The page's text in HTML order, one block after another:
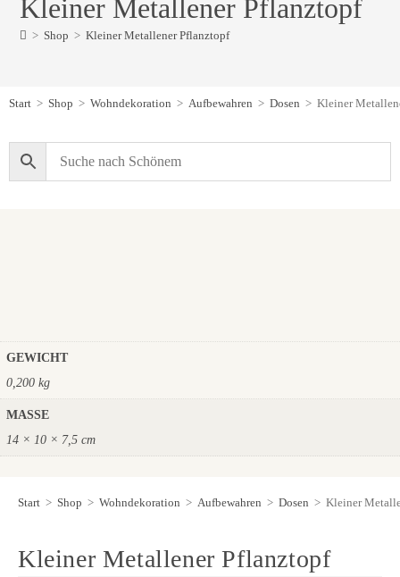
Kleiner Metallener Pflanztopf
> Shop > Kleiner Metallener Pflanztopf
Start > Shop > Wohndekoration > Aufbewahren > Dosen > Kleiner
GEWICHT
0,200 kg
MASSE
14 × 10 × 7,5 cm
Start > Shop > Wohndekoration > Aufbewahren > Dosen > Kleiner
Kleiner Metallener Pflanztopf